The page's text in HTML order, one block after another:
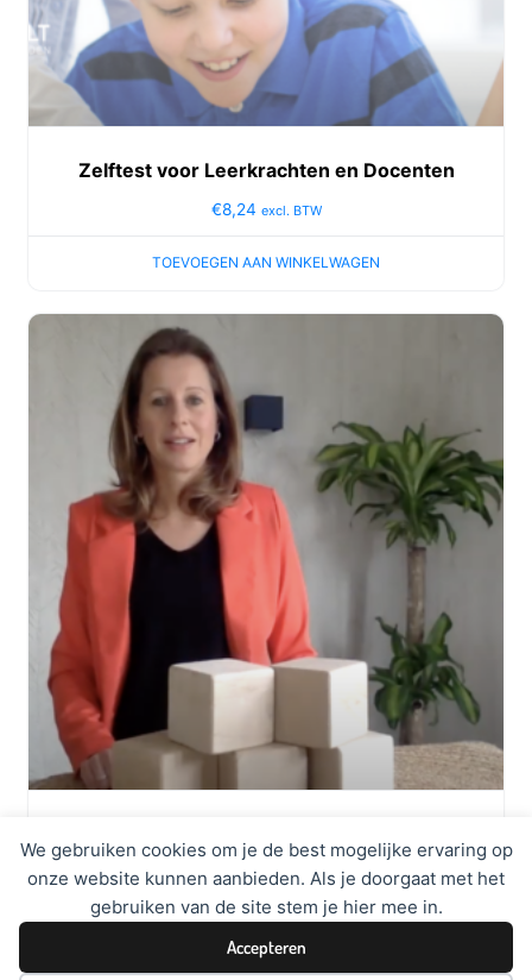
We gebruiken cookies om je de best mogelijke ervaring op
onze website kunnen aanbieden. Als je doorgaat met het
gebruiken van de site stem je hier mee in.
Accepteren
Zelftest voor Leerkrachten en Docenten
€8,24 excl. BTW
TOEVOEGEN AAN WINKELWAGEN
(ledenkorting)
€ 30,58 excl. BTW
TOEVOEGEN AAN WINKELWAGEN